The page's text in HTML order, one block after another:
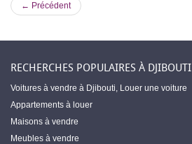
← Précédent
RECHERCHES POPULAIRES À DJIBOUTI
Voitures à vendre à Djibouti, Louer une voiture
Appartements à louer
Maisons à vendre
Meubles à vendre